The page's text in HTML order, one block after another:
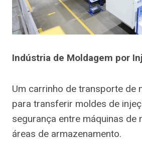
Indústria de Moldagem por
Um carrinho de transporte de
para transferir moldes de
segurança entre máquinas de
áreas de armazenamento.